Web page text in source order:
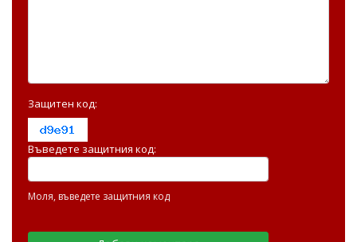
Защитен код:
Въведете защитния код:
Моля, въведете защитния код